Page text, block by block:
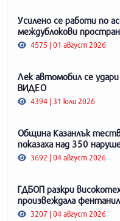
Усилено се работи по
междублокови
4575 | 01 август 2026
Лек автомобил се
ВИДЕО
4394 | 31 юли 2026
Община Казанлък
показаха над 350
3692 | 04 август 2026
ГДБОП разкри
произвеждала фентанил
3207 | 04 август 2026